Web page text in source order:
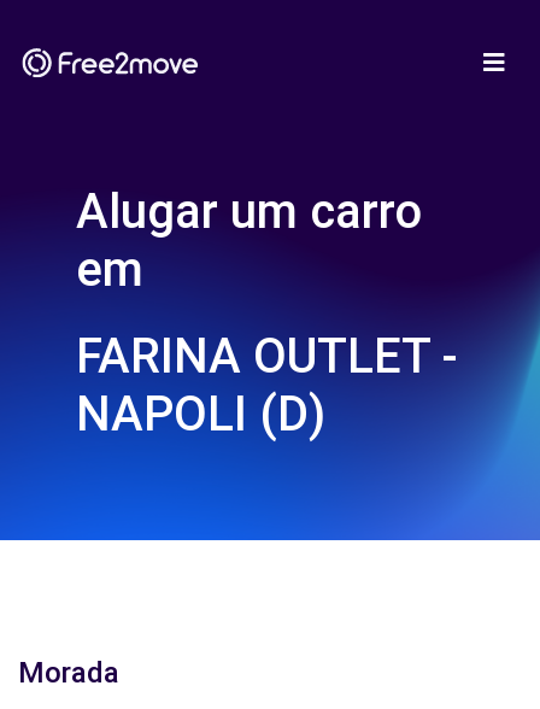
Alugar um carro
em
FARINA OUTLET -
NAPOLI (D)
Morada